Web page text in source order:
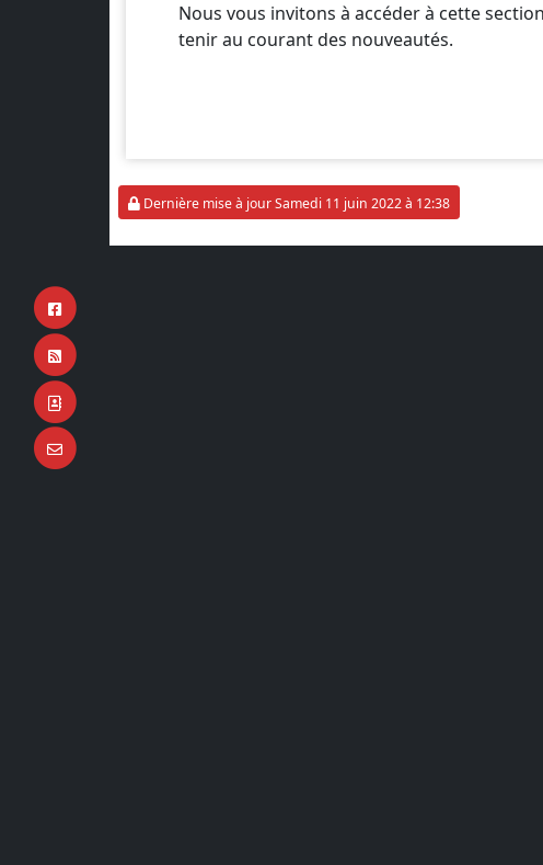
Nous vous invitons à accéder à cette
tenir au courant des nouveautés.
Dernière mise à jour Samedi 11 juin 2022 à 12:38